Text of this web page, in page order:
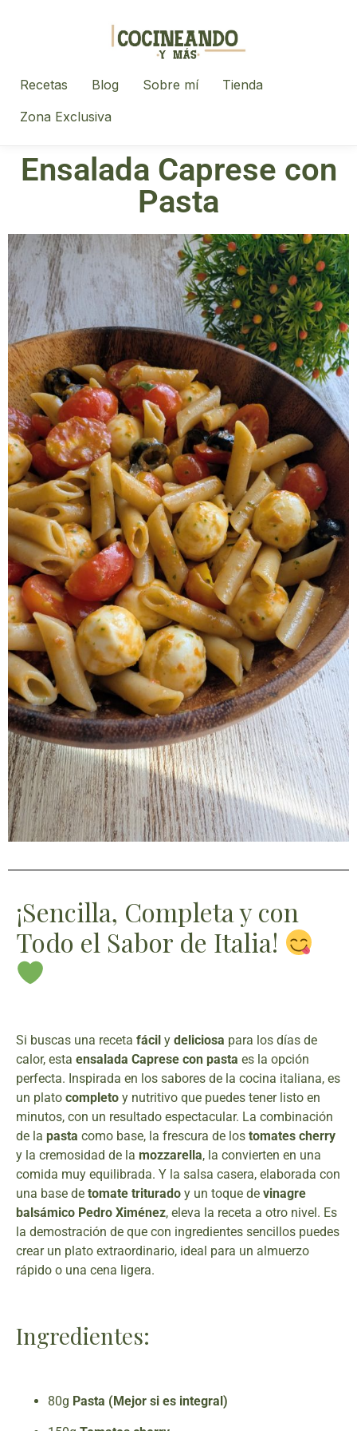
Recetas Blog Sobre mí
Tienda
Zona Exclusiva
Ensalada Caprese con
Pasta
¡Sencilla, Completa y con
Todo el Sabor de Italia!
Si buscas una receta fácil y deliciosa para los días de
calor, esta ensalada Caprese con pasta es la opción
perfecta. Inspirada en los sabores de la cocina italiana, es
un plato completo y nutritivo que puedes tener listo en
minutos, con un resultado espectacular. La combinación
de la pasta como base, la frescura de los tomates cherry
y la cremosidad de la mozzarella, la convierten en una
comida muy equilibrada. Y la salsa casera, elaborada con
una base de tomate triturado y un toque de vinagre
balsámico Pedro Ximénez, eleva la receta a otro nivel. Es
la demostración de que con ingredientes sencillos puedes
crear un plato extraordinario, ideal para un almuerzo
rápido o una cena ligera.
Ingredientes:
80g Pasta (Mejor si es integral)